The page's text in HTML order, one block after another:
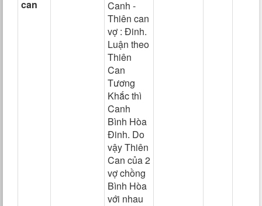
can
Canh -
Thiên can
vợ : Đinh.
Luận theo
Thiên
Can
Tương
Khắc thì
Canh
Bình Hòa
Đinh. Do
vậy Thiên
Can của 2
vợ chồng
Bình Hòa
với nhau